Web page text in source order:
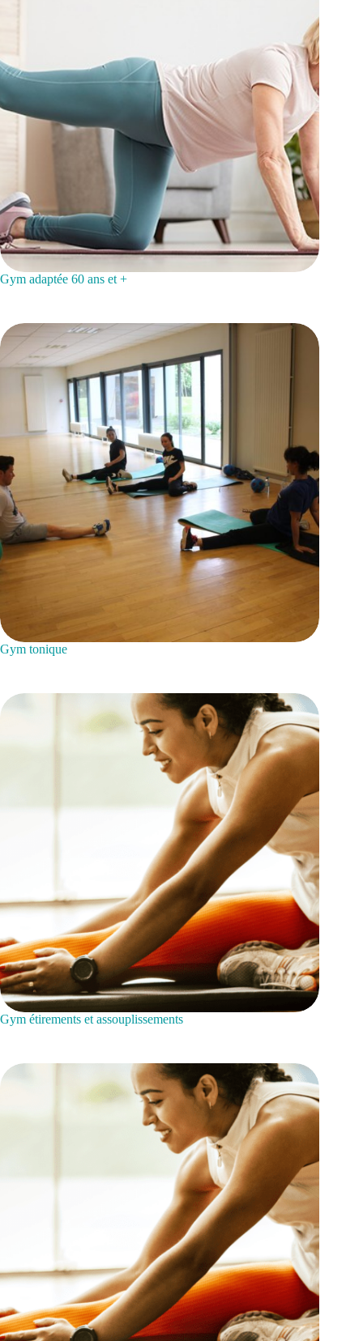
Gym adaptée 60 ans et +
Gym tonique
Gym étirements et assouplissements